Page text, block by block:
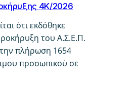
4Κ/2026
ότι εκδόθηκε
του Α.Σ.Ε.Π.
πλήρωση 1654
προσωπικού σε